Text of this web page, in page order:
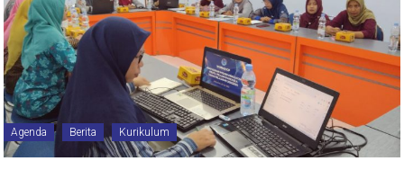
Agenda Berita Kurikulum